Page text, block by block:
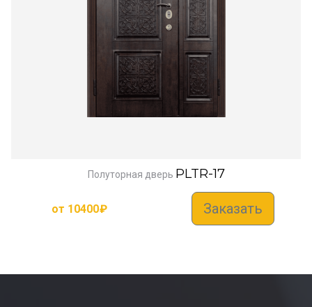
Полуторная дверь PLTR-17
от 10400₽ Заказать